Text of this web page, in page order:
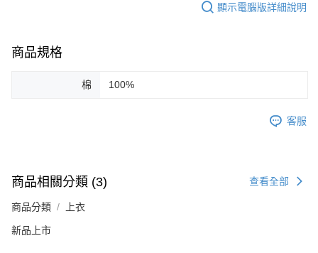
顯示電腦版詳細說明
商品規格
棉 100%
客服
商品相關分類 (3) 查看全部
商品分類 上衣
新品上市